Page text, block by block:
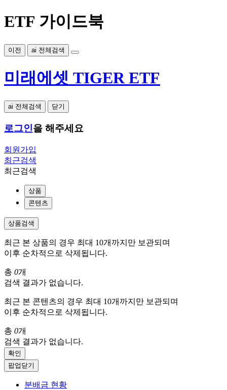
ETF 가이드북
이전 ai 전체검색
미래에셋 TIGER ETF
ai 전체검색 닫기
로그인을 해주세요
회원가입
최근검색
최근검색
상품
콘텐츠
상품검색
최근 본 상품의 경우 최대 10개까지만 보관되며
이후 순차적으로 삭제됩니다.
총 0개
검색 결과가 없습니다.
최근 본 콘텐츠의 경우 최대 10개까지만 보관되며
이후 순차적으로 삭제됩니다.
총 0개
검색 결과가 없습니다.
확인
팝업닫기
분배금 현황